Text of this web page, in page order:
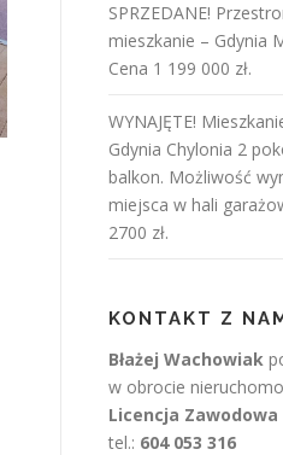
SPRZEDANE!
mieszkanie – Gdynia
Cena 1 199 000 zł.
WYNAJĘTE!
Gdynia Chylonia 2
balkon. Możliwość
miejsca w hali
2700 zł.
KONTAKT Z
Błażej Wachowiak
w obrocie
Licencja Zawodowa
tel.: 604 053 316